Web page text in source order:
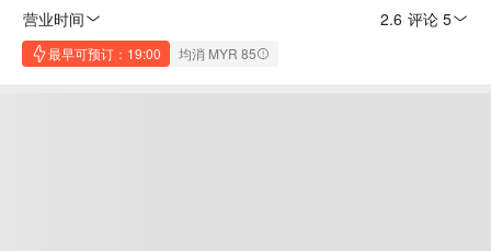
营业时间
2.6 评论 5
最早可预订：19:00 均消 MYR 85